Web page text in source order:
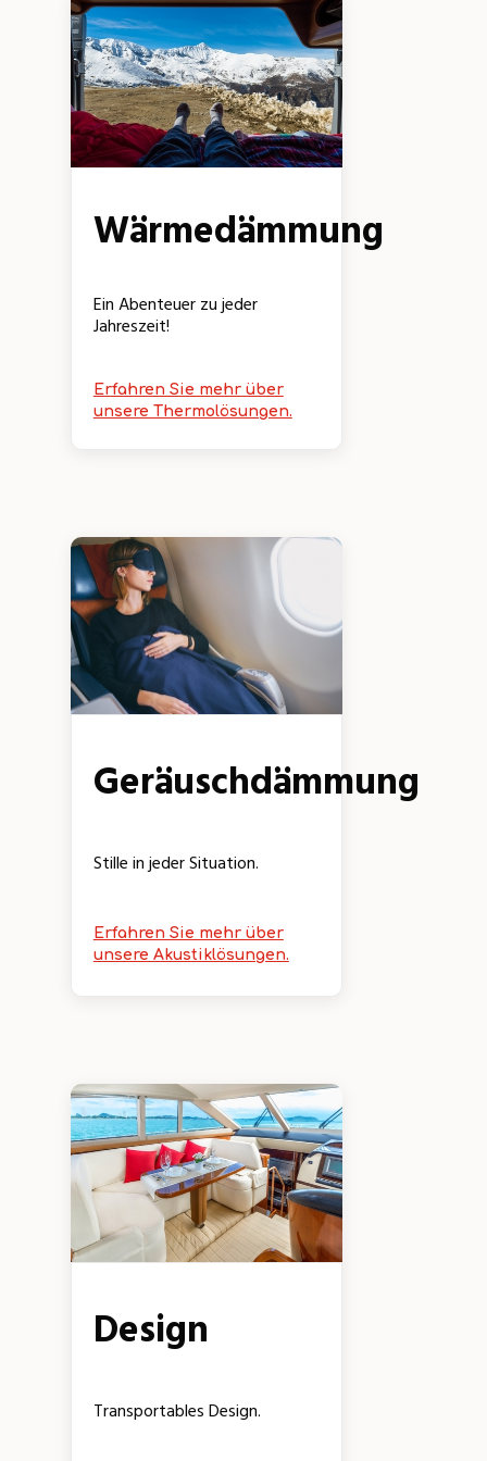
Wärmedämmung
Ein Abenteuer zu jeder
Jahreszeit!
Erfahren Sie mehr über
unsere Thermolösungen.
Geräuschdämmung
Stille in jeder Situation.
Erfahren Sie mehr über
unsere Akustiklösungen.
Design
Transportables Design.